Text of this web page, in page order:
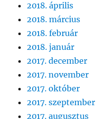
2018. április
2018. március
2018. február
2018. január
2017. december
2017. november
2017. október
2017. szeptember
2017. augusztus